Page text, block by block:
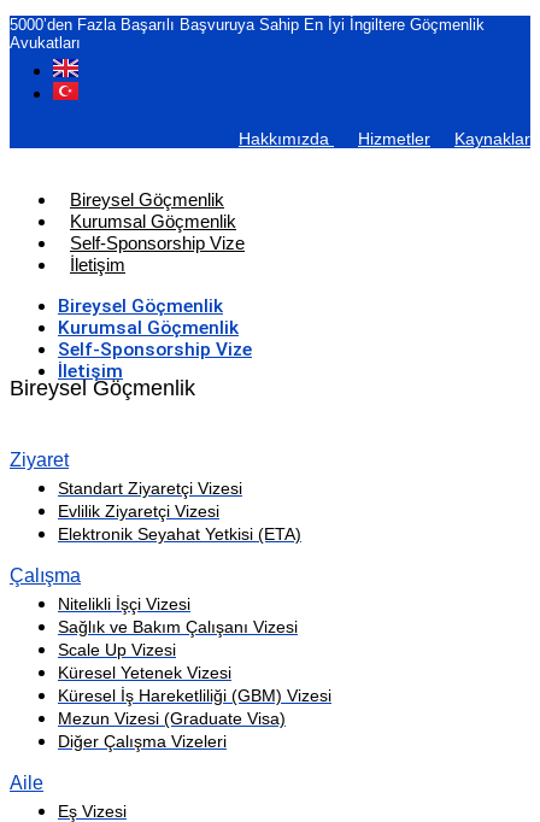
5000’den Fazla Başarılı Başvuruya Sahip En İyi İngiltere Göçmenlik
Avukatları
Hakkımızda Hizmetler Kaynaklar
Bireysel Göçmenlik
Kurumsal Göçmenlik
Self-Sponsorship Vize
İletişim
Bireysel Göçmenlik
Kurumsal Göçmenlik
Self-Sponsorship Vize
İletişim
Bireysel Göçmenlik
Ziyaret
Standart Ziyaretçi Vizesi
Evlilik Ziyaretçi Vizesi
Elektronik Seyahat Yetkisi (ETA)
Çalışma
Nitelikli İşçi Vizesi
Sağlık ve Bakım Çalışanı Vizesi
Scale Up Vizesi
Küresel Yetenek Vizesi
Küresel İş Hareketliliği (GBM) Vizesi
Mezun Vizesi (Graduate Visa)
Diğer Çalışma Vizeleri
Aile
Eş Vizesi